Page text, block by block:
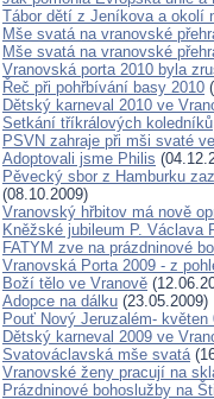
Tábor dětí z Jeníkova a okolí
Mše svatá na vranovské
Mše svatá na vranovské
Vranovská porta 2010 byla
Řeč při pohřbívání basy 2010
Dětský karneval 2010 ve
Setkání tříkrálových koledníků
PSVN zahraje při mši svaté
Adoptovali jsme Philis
Pěvecký sbor z Hamburku
(08.10.2009)
Vranovský hřbitov má nově
Kněžské jubileum P. Václava
FATYM zve na prázdninové
Vranovská Porta 2009 - z
Boží tělo ve Vranově
Adopce na dálku (23.05.2009)
Pouť Nový Jeruzalém- květen
Dětský karneval 2009 ve
Svatováclavská mše svatá
Vranovské ženy pracují na
Prázdninové bohoslužby na